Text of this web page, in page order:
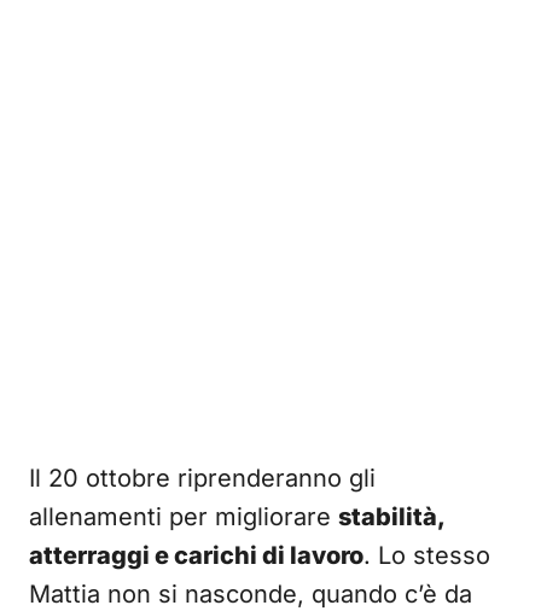
Il 20 ottobre riprenderanno gli
allenamenti per migliorare stabilità,
atterraggi e carichi di lavoro. Lo stesso
Mattia non si nasconde, quando c’è da